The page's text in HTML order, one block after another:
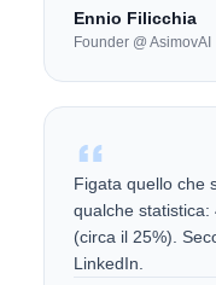
Ennio Filicchia
Founder @ AsimovAI
Figata quello che
qualche
(circa il 25%).
LinkedIn.